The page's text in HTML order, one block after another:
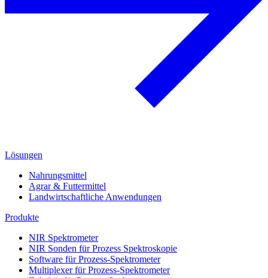
Lösungen
Nahrungsmittel
Agrar & Futtermittel
Landwirtschaftliche Anwendungen
Produkte
NIR Spektrometer
NIR Sonden für Prozess Spektroskopie
Software für Prozess-Spektrometer
Multiplexer für Prozess-Spektrometer